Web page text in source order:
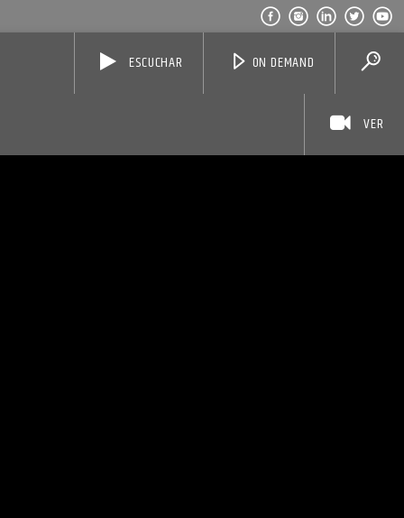
ON DEMAND
ESCUCHAR
VER